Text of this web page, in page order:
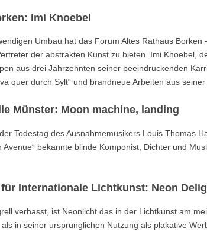
Imi Knoebel
Umbau hat das Forum Altes Rathaus
der abstrakten Kunst zu bieten. Imi Knoebel,
aus drei Jahrzehnten seiner beeindruckenden
quer durch Sylt“ und brandneue Arbeiten aus seiner
Münster: Moon machine, landing
Todestag des Ausnahmemusikers Louis Thomas
Avenue“ bekannte blinde Komponist, Dichter und
Internationale Lichtkunst: Neon
verhasst, ist Neonlicht das in der Lichtkunst am
in seiner ursprünglichen Nutzung als plakative